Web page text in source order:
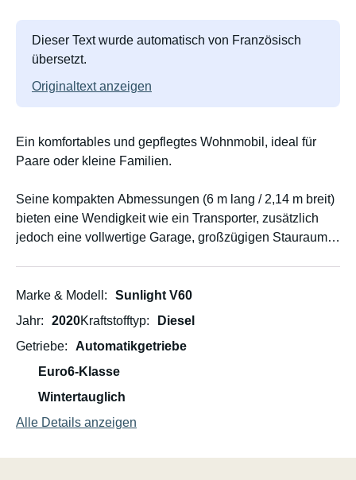
Dieser Text wurde automatisch von Französisch
übersetzt.
Originaltext anzeigen
Ein komfortables und gepflegtes Wohnmobil, ideal für
Paare oder kleine Familien.
Seine kompakten Abmessungen (6 m lang / 2,14 m breit)
bieten eine Wendigkeit wie ein Transporter, zusätzlich
jedoch eine vollwertige Garage, großzügigen Stauraum
das Fahren besonders angenehm. Der
Kraftstoffverbrauch liegt bei 10 l/100 km oder sogar
➡️ Die perfekte Balance zwischen Komfort und
kompakten Abmessungen.
Marke & Modell
Sunlight V60
Jahr
2020Kraftstofftyp
Diesel
Getriebe
Automatikgetriebe
Euro6-Klasse
Wintertauglich
Alle Details anzeigen